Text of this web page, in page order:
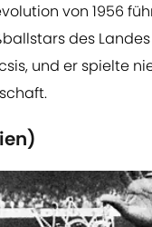
von 1956
des
und er spielte